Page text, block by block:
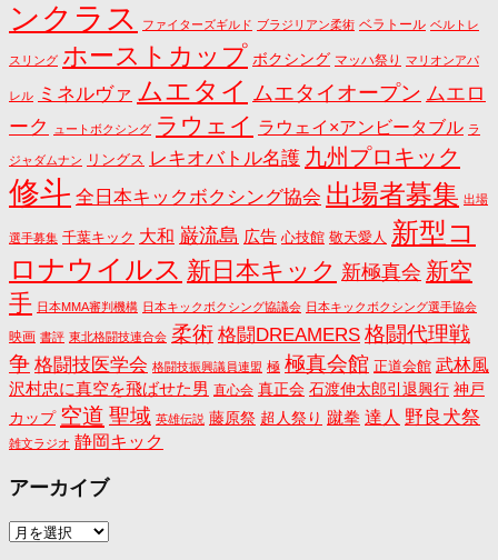
ンクラス
ファイターズギルド ブラジリアン柔術 ベラトール ベルトレ
スリング ホーストカップ ボクシング マッハ祭り マリオンアパ
レル ミネルヴァ ムエタイ ムエタイオープン ムエロ
ーク
ュートボクシング ラウェイ ラウェイ×アンビータブル ラ
ジャダムナン リングス レキオバトル名護 九州プロキック
修斗 全日本キックボクシング協会 出場者募集 出場
選手募集 千葉キック 大和 巌流島 広告 心技館 敬天愛人 新型コ
ロナウイルス 新日本キック 新極真会 新空
手 日本MMA審判機構 日本キックボクシング協議会 日本キックボクシング選手協会
映画 書評 東北格闘技連合会 柔術 格闘DREAMERS 格闘代理戦
争 格闘技医学会 格闘技振興議員連盟 極 極真会館 正道会館 武林風
沢村忠に真空を飛ばせた男 直心会 真正会 石渡伸太郎引退興行 神戸
カップ 空道 聖域 英雄伝説 藤原祭 超人祭り 蹴拳 達人 野良犬祭
雑文ラジオ 静岡キック
アーカイブ
ア